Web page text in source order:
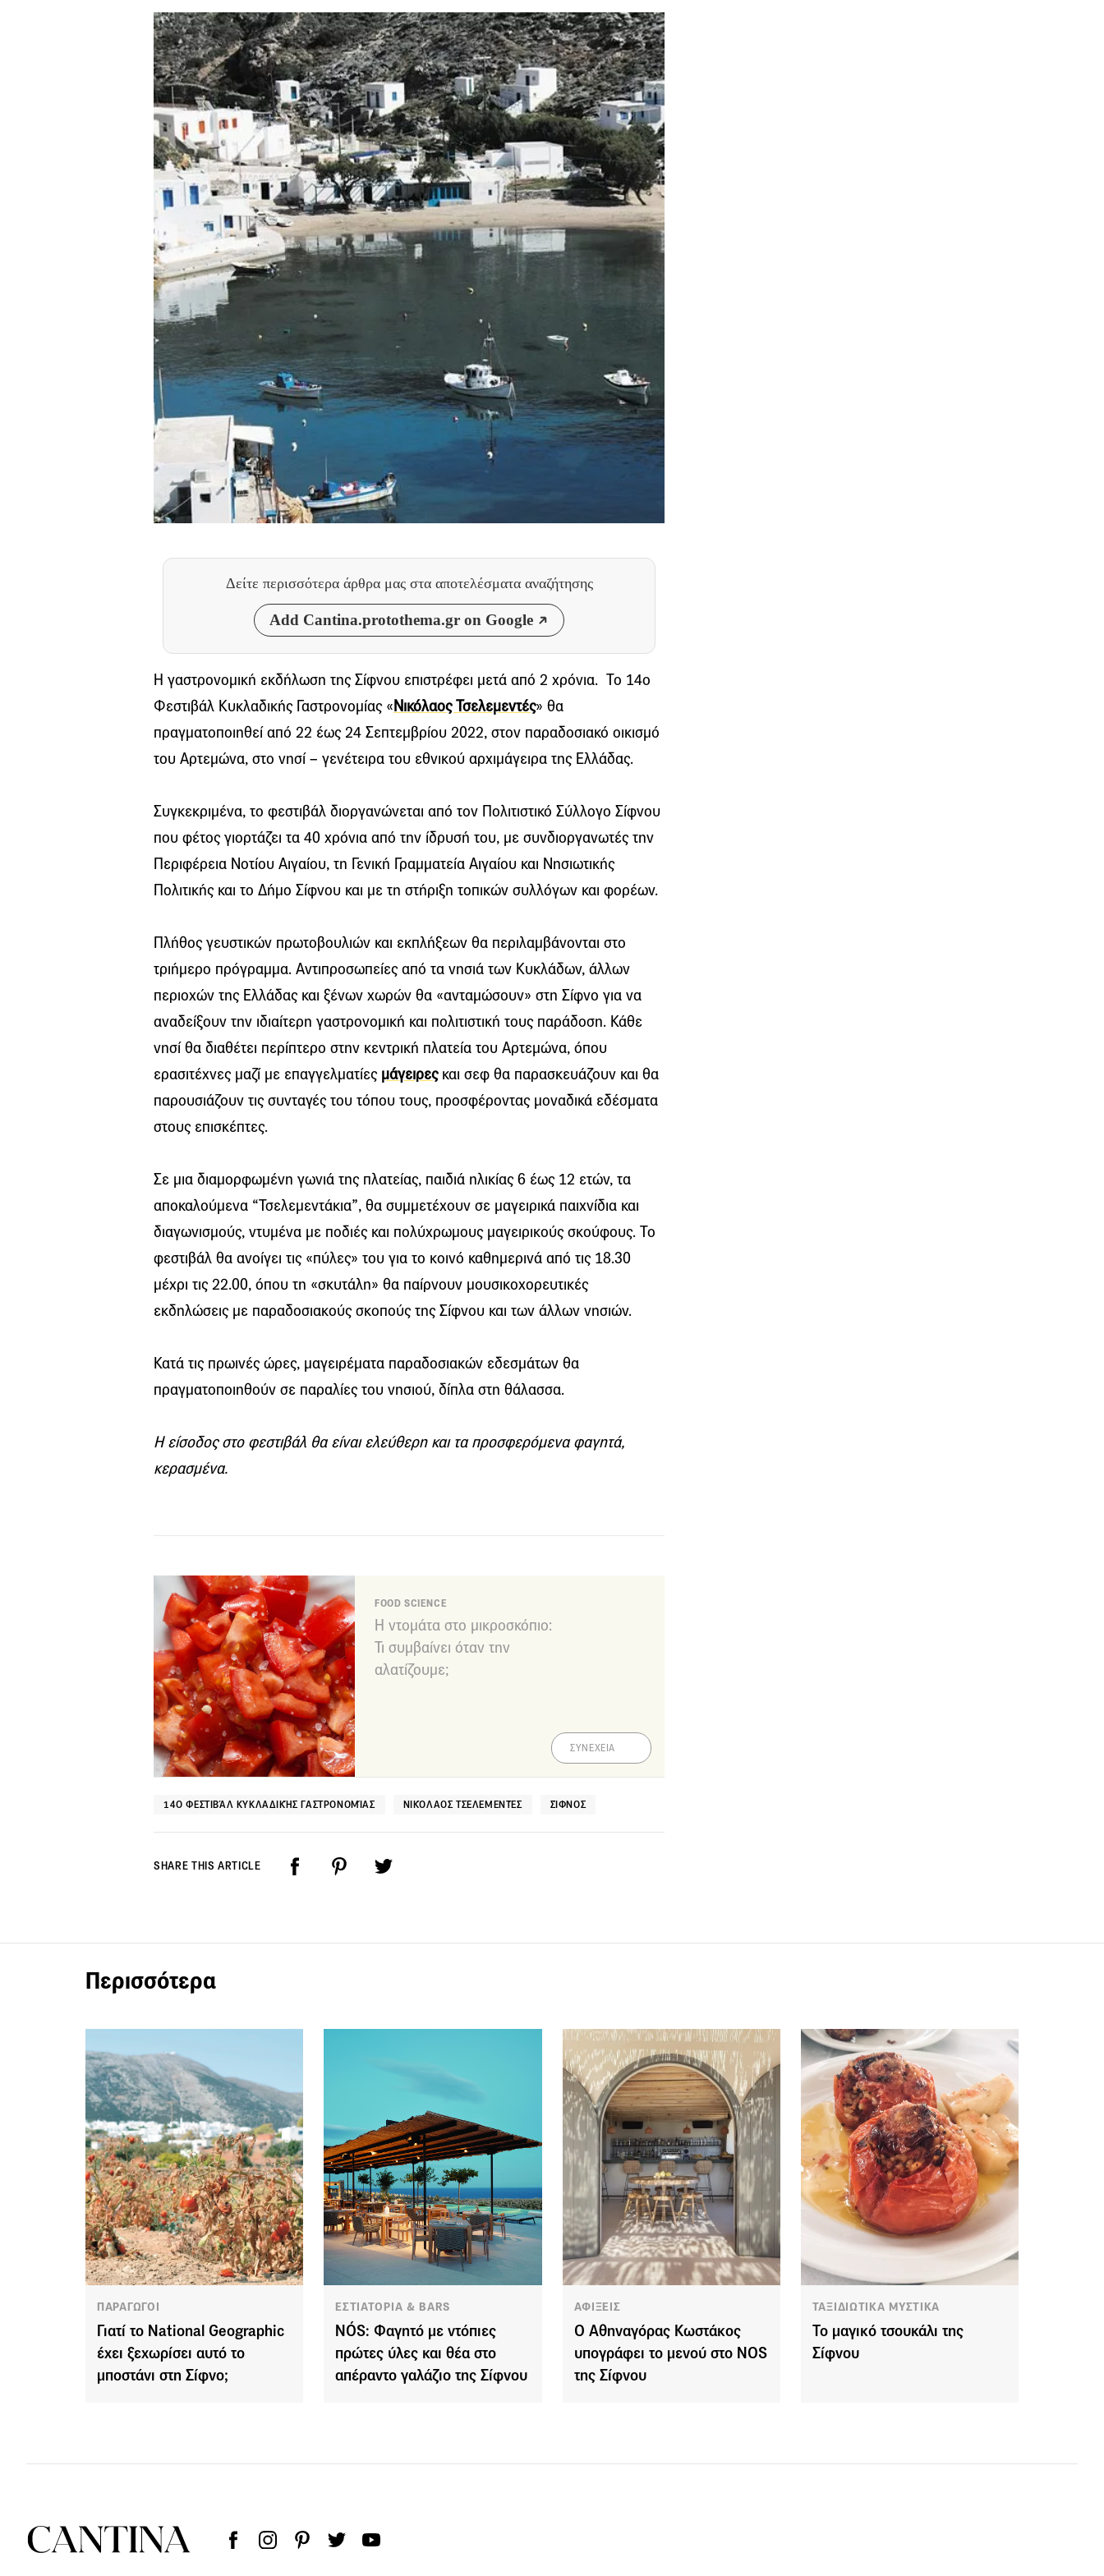
Δείτε περισσότερα άρθρα μας στα αποτελέσματα αναζήτησης
Add Cantina.protothema.gr on Google
Η γαστρονομική εκδήλωση της Σίφνου επιστρέφει μετά από 2 χρόνια. Το 14ο
Φεστιβάλ Κυκλαδικής Γαστρονομίας «Νικόλαος Τσελεμεντές» θα
πραγματοποιηθεί από 22 έως 24 Σεπτεμβρίου 2022, στον παραδοσιακό οικισμό
του Αρτεμώνα, στο νησί – γενέτειρα του εθνικού αρχιμάγειρα της Ελλάδας.
Συγκεκριμένα, το φεστιβάλ διοργανώνεται από τον Πολιτιστικό Σύλλογο Σίφνου
που φέτος γιορτάζει τα 40 χρόνια από την ίδρυσή του, με συνδιοργανωτές την
Περιφέρεια Νοτίου Αιγαίου, τη Γενική Γραμματεία Αιγαίου και Νησιωτικής
Πολιτικής και το Δήμο Σίφνου και με τη στήριξη τοπικών συλλόγων και φορέων.
Πλήθος γευστικών πρωτοβουλιών και εκπλήξεων θα περιλαμβάνονται στο
τριήμερο πρόγραμμα. Αντιπροσωπείες από τα νησιά των Κυκλάδων, άλλων
περιοχών της Ελλάδας και ξένων χωρών θα «ανταμώσουν» στη Σίφνο για να
αναδείξουν την ιδιαίτερη γαστρονομική και πολιτιστική τους παράδοση. Κάθε
νησί θα διαθέτει περίπτερο στην κεντρική πλατεία του Αρτεμώνα, όπου
ερασιτέχνες μαζί με επαγγελματίες μάγειρεςκαι σεφ θα παρασκευάζουν και θα
παρουσιάζουν τις συνταγές του τόπου τους, προσφέροντας μοναδικά εδέσματα
στους επισκέπτες.
Σε μια διαμορφωμένη γωνιά της πλατείας, παιδιά ηλικίας 6 έως 12 ετών, τα
αποκαλούμενα “Τσελεμεντάκια”, θα συμμετέχουν σε μαγειρικά παιχνίδια και
διαγωνισμούς, ντυμένα με ποδιές και πολύχρωμους μαγειρικούς σκούφους. Το
φεστιβάλ θα ανοίγει τις «πύλες» του για το κοινό καθημερινά από τις 18.30
μέχρι τις 22.00, όπου τη «σκυτάλη» θα παίρνουν μουσικοχορευτικές
εκδηλώσεις με παραδοσιακούς σκοπούς της Σίφνου και των άλλων νησιών.
Κατά τις πρωινές ώρες, μαγειρέματα παραδοσιακών εδεσμάτων θα
πραγματοποιηθούν σε παραλίες του νησιού, δίπλα στη θάλασσα.
Η είσοδος στο φεστιβάλ θα είναι ελεύθερη και τα προσφερόμενα φαγητά,
κερασμένα.
FOOD SCIENCE
Η ντομάτα στο μικροσκόπιο:
Τι συμβαίνει όταν την
αλατίζουμε;
ΣΥΝΕΧΕΙΑ
14Ο ΦΕΣΤΙΒΆΛ ΚΥΚΛΑΔΙΚΉΣ ΓΑΣΤΡΟΝΟΜΊΑΣ ΝΙΚΌΛΑΟΣ ΤΣΕΛΕΜΕΝΤΈΣ ΣΊΦΝΟΣ
SHARE THIS ARTICLE
Περισσότερα
ΠΑΡΑΓΩΓΟΙ
Γιατί το National Geographic
έχει ξεχωρίσει αυτό το
μποστάνι στη Σίφνο;
ΕΣΤΙΑΤΟΡΙΑ & BARS
NÓS: Φαγητό με ντόπιες
πρώτες ύλες και θέα στο
απέραντο γαλάζιο της Σίφνου
ΑΦΙΞΕΙΣ
Ο Αθηναγόρας Κωστάκος
υπογράφει το μενού στο NOS
της Σίφνου
ΤΑΞΙΔΙΩΤΙΚΑ ΜΥΣΤΙΚΑ
Το μαγικό τσουκάλι της
Σίφνου